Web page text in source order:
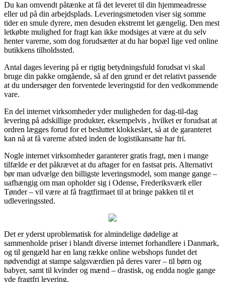
Du kan omvendt påtænke at få det leveret til din hjemmeadresse
eller ud på din arbejdsplads. Leveringsmetoden viser sig somme
tider en smule dyrere, men desuden ekstremt let gængelig. Den mest
letkøbte mulighed for fragt kan ikke modsiges at være at du selv
henter varerne, som dog forudsætter at du har bopæl lige ved online
butikkens tilholdssted.
Antal dages levering på er rigtig betydningsfuld forudsat vi skal
bruge din pakke omgående, så af den grund er det relativt passende
at du undersøger den forventede leveringstid for den vedkommende
vare.
En del internet virksomheder yder muligheden for dag-til-dag
levering på adskillige produkter, eksempelvis , hvilket er forudsat at
ordren lægges forud for et besluttet klokkeslæt, så at de garanteret
kan nå at få varerne afsted inden de logistikansatte har fri.
Nogle internet virksomheder garanterer gratis fragt, men i mange
tilfælde er det påkrævet at du aftager for en fastsat pris. Alternativt
bør man udvælge den billigste leveringsmodel, som mange gange –
uafhængig om man opholder sig i Odense, Frederiksværk eller
Tønder – vil være at få fragtfirmaet til at bringe pakken til et
udleveringssted.
Det er yderst uproblematisk for almindelige dødelige at
sammenholde priser i blandt diverse internet forhandlere i Danmark,
og til gengæld har en lang række online webshops fundet det
nødvendigt at stampe salgsværdien på deres varer – til børn og
babyer, samt til kvinder og mænd – drastisk, og endda nogle gange
yde fragtfri levering.